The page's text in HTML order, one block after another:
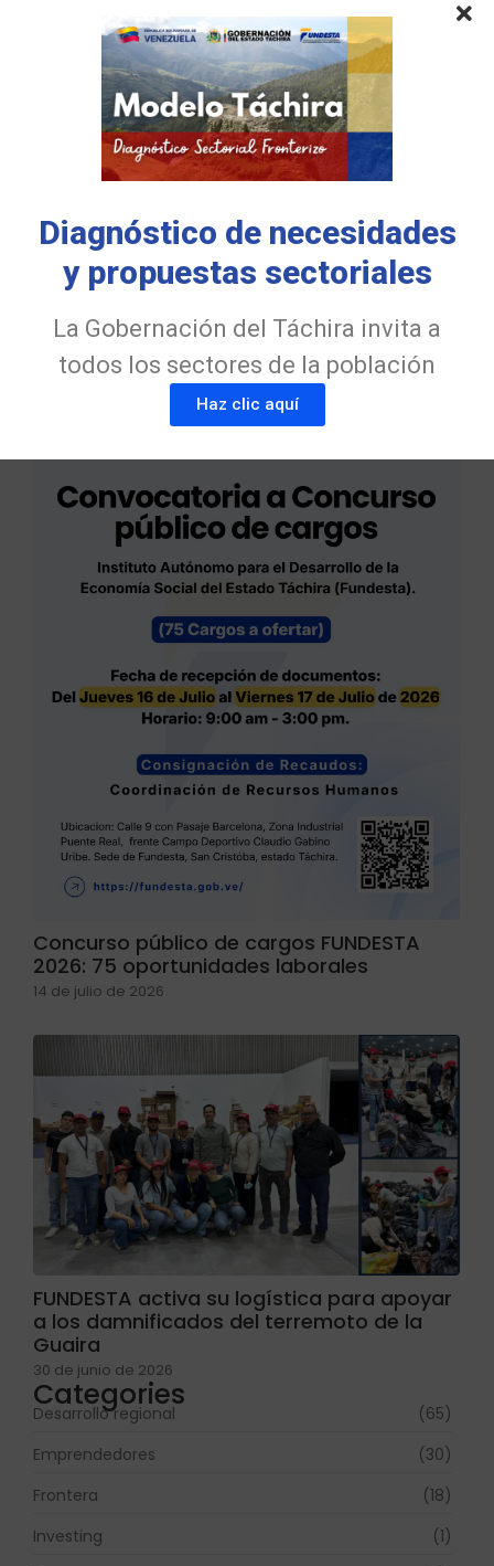
FUNDESTA Y ULA Táchira fortalecen el
talento emprendedor en la nueva
generación de Contadores Públicos
31 de julio de 2026
Concurso público de cargos FUNDESTA
2026: 75 oportunidades laborales
14 de julio de 2026
FUNDESTA activa su logística para apoyar
a los damnificados del terremoto de la
Guaira
30 de junio de 2026
Categories
Desarrollo regional
(65)
Emprendedores
(30)
Frontera
(18)
Investing
(1)
Diagnóstico de necesidades
y propuestas sectoriales
La Gobernación del Táchira invita a
todos los sectores de la población
Haz clic aquí